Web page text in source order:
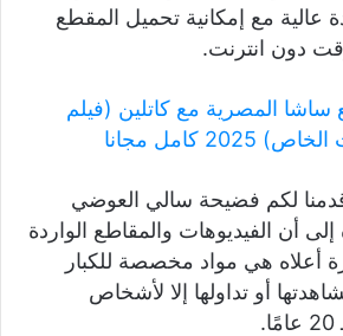
عالية مع إمكانية تحميل المقطع
دون انترنت.
المصرية مع كاتلين (فيلم
كامل مجانا
لكم فضيحة سالي العوضي
أن الفيديوهات والمقاطع الواردة
أعلاه هي مواد مخصصة للكبار
أو تداولها إلا لأشخاص